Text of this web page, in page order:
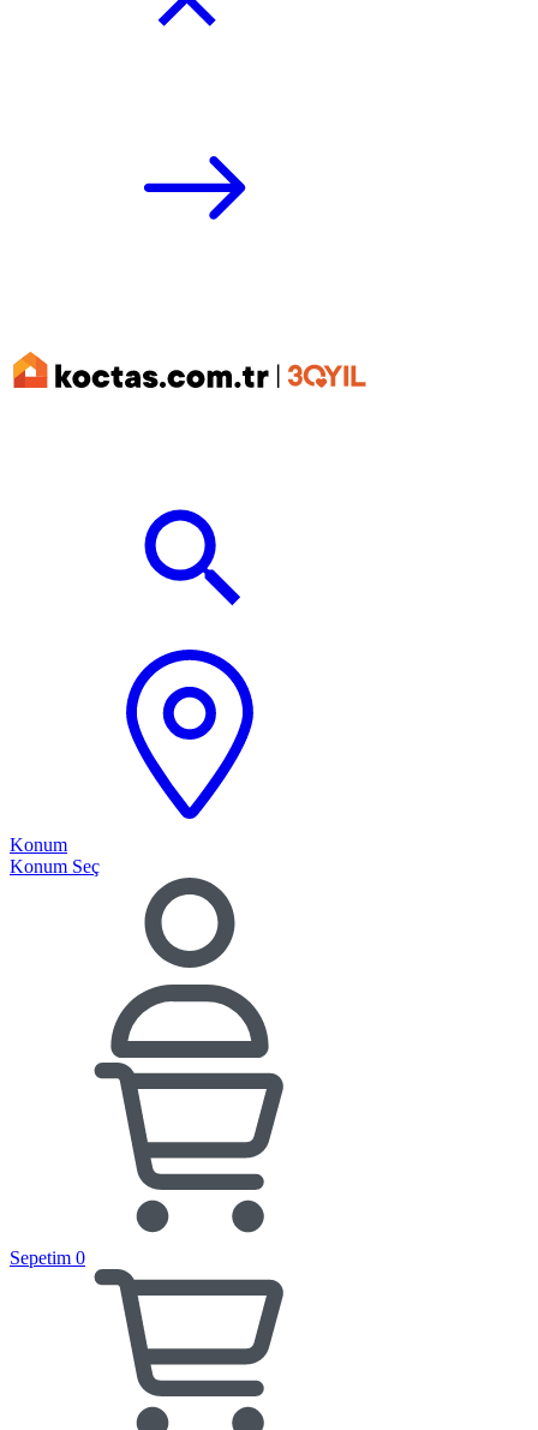
Konum
Konum Seç
Sepetim 0